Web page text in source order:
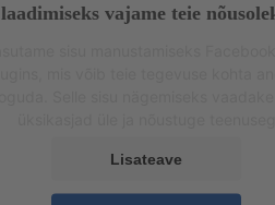
laadimiseks vajame teie
Lisateave